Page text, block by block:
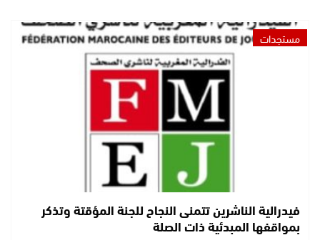
مستجدات
فيدرالية الناشرين تتمنى النجاح للجنة المؤقتة وتذكر
بمواقفها المبدئية ذات الصلة